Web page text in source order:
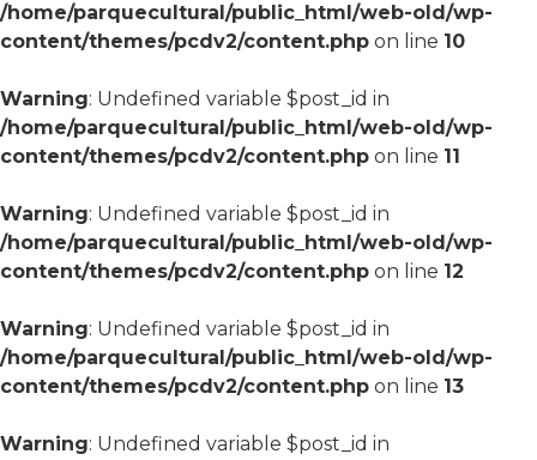
/home/parquecultural/public_html/web-old/wp-
content/themes/pcdv2/content.php on line 10
Warning: Undefined variable $post_id in
/home/parquecultural/public_html/web-old/wp-
content/themes/pcdv2/content.php on line 11
Warning: Undefined variable $post_id in
/home/parquecultural/public_html/web-old/wp-
content/themes/pcdv2/content.php on line 12
Warning: Undefined variable $post_id in
/home/parquecultural/public_html/web-old/wp-
content/themes/pcdv2/content.php on line 13
Warning: Undefined variable $post_id in